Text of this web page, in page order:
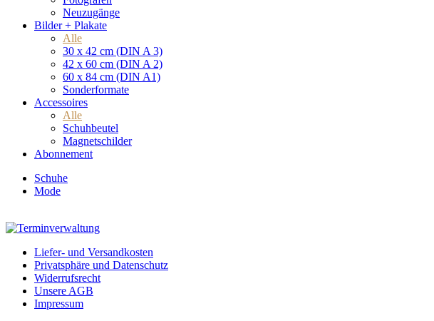
Neuzugänge
Bilder + Plakate
Alle
30 x 42 cm (DIN A 3)
42 x 60 cm (DIN A 2)
60 x 84 cm (DIN A1)
Sonderformate
Accessoires
Alle
Schuhbeutel
Magnetschilder
Abonnement
Schuhe
Mode
Liefer- und Versandkosten
Privatsphäre und Datenschutz
Widerrufsrecht
Unsere AGB
Impressum